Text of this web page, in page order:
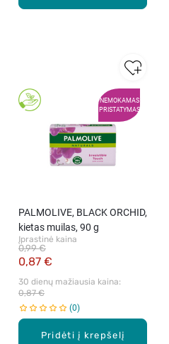
NEMOKAMAS
PRISTATYMAS
Pridėti į krepšelį
PALMOLIVE, BLACK ORCHID,
kietas muilas, 90 g
Įprastinė kaina
0,87 €
0,99 €
30 dienų mažiausia kaina:
0,87 €
0